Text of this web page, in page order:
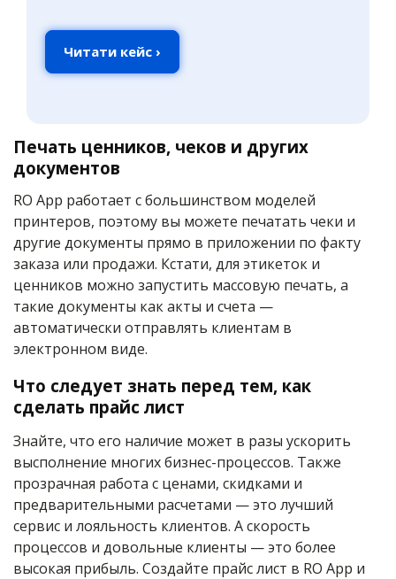
Читати кейс ›
Печать ценников, чеков и других
документов
RO App работает с большинством моделей
принтеров, поэтому вы можете печатать чеки и
другие документы прямо в приложении по факту
заказа или продажи. Кстати, для этикеток и
ценников можно запустить массовую печать, а
такие документы как акты и счета —
автоматически отправлять клиентам в
электронном виде.
Что следует знать перед тем, как
сделать прайс лист
Знайте, что его наличие может в разы ускорить
высполнение многих бизнес-процессов. Также
прозрачная работа с ценами, скидками и
предварительными расчетами — это лучший
сервис и лояльность клиентов. А скорость
процессов и довольные клиенты — это более
высокая прибыль. Создайте прайс лист в RO App и